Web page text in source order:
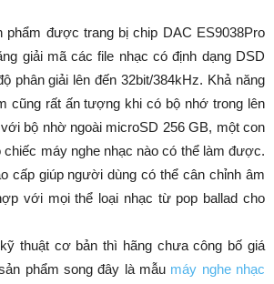
phẩm được trang bị chip DAC ES9038Pro
giải mã các file nhạc có định dạng DSD
phân giải lên đến 32bit/384kHz. Khả năng
cũng rất ấn tượng khi có bộ nhớ trong lên
bộ nhờ ngoài microSD 256 GB, một con
máy nghe nhạc nào có thể làm được.
cấp giúp người dùng có thể cân chỉnh âm
với mọi thể loại nhạc từ pop ballad cho
thuật cơ bản thì hãng chưa công bố giá
phẩm song đây là mẫu máy nghe nhạc